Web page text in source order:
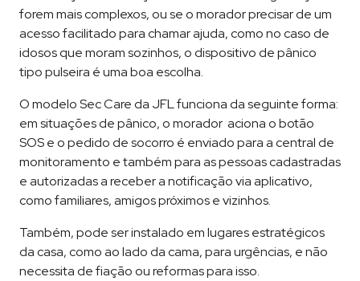
forem mais complexos, ou se o morador precisar de um
acesso facilitado para chamar ajuda, como no caso de
idosos que moram sozinhos, o dispositivo de pânico
tipo pulseira é uma boa escolha.
O modelo Sec Care da JFL funciona da seguinte forma:
em situações de pânico, o morador aciona o botão
SOS e o pedido de socorro é enviado para a central de
monitoramento e também para as pessoas cadastradas
e autorizadas a receber a notificação via aplicativo,
como familiares, amigos próximos e vizinhos.
Também, pode ser instalado em lugares estratégicos
da casa, como ao lado da cama, para urgências, e não
necessita de fiação ou reformas para isso.